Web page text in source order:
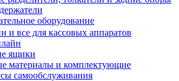
оборудование
и все для кассовых аппаратов
ящики
материалы и комплектующие
самообслуживания